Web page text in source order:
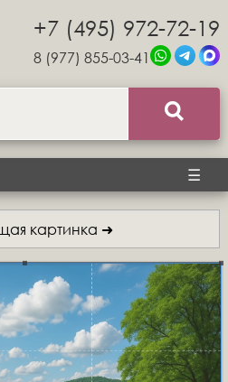
+7 (495) 972-72-19
8 (977) 855-03-41
☰
картинка ➜